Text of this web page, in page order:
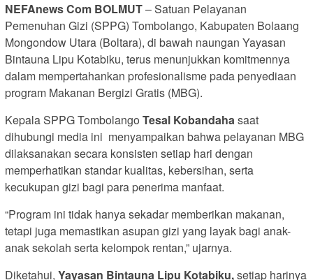
NEFAnews Com BOLMUT– Satuan Pelayanan
Pemenuhan Gizi (SPPG) Tombolango, Kabupaten Bolaang
Mongondow Utara (Boltara), di bawah naungan Yayasan
Bintauna Lipu Kotabiku, terus menunjukkan komitmennya
dalam mempertahankan profesionalisme pada penyediaan
program Makanan Bergizi Gratis (MBG).
Kepala SPPG Tombolango Tesal Kobandahasaat
dihubungi media ini menyampaikan bahwa pelayanan MBG
dilaksanakan secara konsisten setiap hari dengan
memperhatikan standar kualitas, kebersihan, serta
kecukupan gizi bagi para penerima manfaat.
“Program ini tidak hanya sekadar memberikan makanan,
tetapi juga memastikan asupan gizi yang layak bagi anak-
anak sekolah serta kelompok rentan,” ujarnya.
Diketahui, Yayasan Bintauna Lipu Kotabiku,setiap harinya